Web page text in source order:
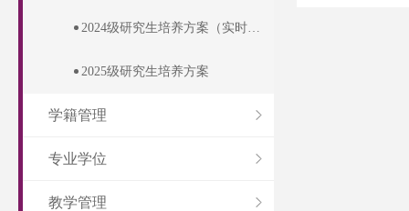
2024级研究生培养方案（实时更新...
2025级研究生培养方案
学籍管理
专业学位
教学管理